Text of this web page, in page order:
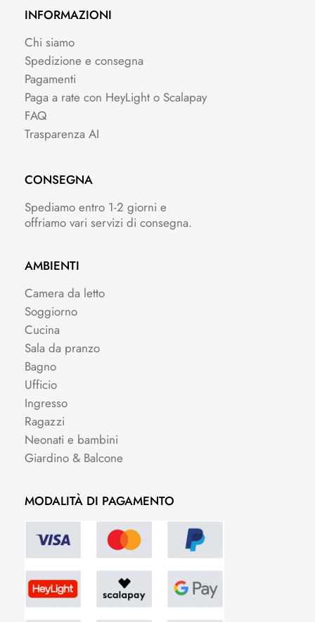
INFORMAZIONI
Chi siamo
Spedizione e consegna
Pagamenti
Paga a rate con HeyLight o Scalapay
FAQ
Trasparenza AI
CONSEGNA
Spediamo entro 1-2 giorni e
offriamo vari servizi di consegna.
AMBIENTI
Camera da letto
Soggiorno
Cucina
Sala da pranzo
Bagno
Ufficio
Ingresso
Ragazzi
Neonati e bambini
Giardino & Balcone
MODALITÀ DI PAGAMENTO